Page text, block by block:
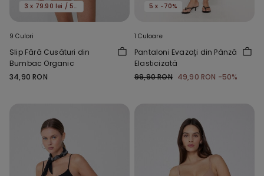
3 x 79.90 lei / 5 x 119.90 lei
9 Culori
Slip Fără Cusături din
Bumbac Organic
34,90 RON
5 x -70%
1 Culoare
Pantaloni Evazați din Pânză
Elasticizată
99,90 RON 49,90 RON -50%